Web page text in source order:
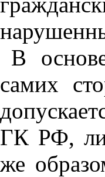
В
самих
ГК РФ,
же